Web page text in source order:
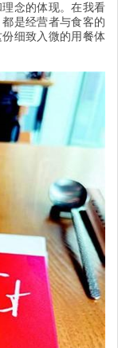
念的体现。在我看
是经营者与食客的
细致入微的用餐体